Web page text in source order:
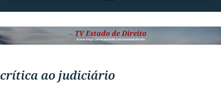
crítica ao judiciário